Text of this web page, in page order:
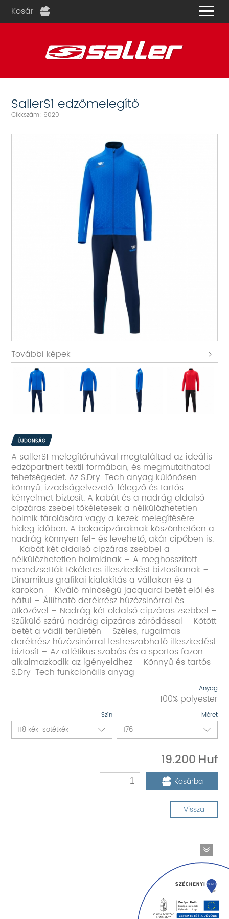
Kosár
SallerS1 edzőmelegítő
Cikkszám: 6020
További képek
A sallerS1 melegítőruhával megtaláltad az ideális
edzőpartnert textil formában, és megmutathatod
tehetségedet. Az S.Dry-Tech anyag különösen
könnyű, izzadságelvezető, lélegző és tartós
kényelmet biztosít. A kabát és a nadrág oldalsó
cipzáras zsebei tökéletesek a nélkülözhetetlen
holmik tárolására vagy a kezek melegítésére
hideg időben. A bokacipzáraknak köszönhetően a
nadrág könnyen fel- és levehető, akár cipőben is.
– Kabát két oldalsó cipzáras zsebbel a
nélkülözhetetlen holmidnak – A meghosszított
mandzsetták tökéletes illeszkedést biztosítanak –
Dinamikus grafikai kialakítás a vállakon és a
karokon – Kiváló minőségű jacquard betét elöl és
hátul – Állítható derékrész húzózsinórral és
ütközővel – Nadrág két oldalsó cipzáras zsebbel –
Szűkülő szárú nadrág cipzáras záródással – Kötött
betét a vádli területén – Széles, rugalmas
derékrész húzózsinórral testreszabható illeszkedést
biztosít – Az atlétikus szabás és a sportos fazon
alkalmazkodik az igényeidhez – Könnyű és tartós
S.Dry-Tech funkcionális anyag
Szín Méret
Anyag
100% polyester
19.200
Kosárba
Vissza